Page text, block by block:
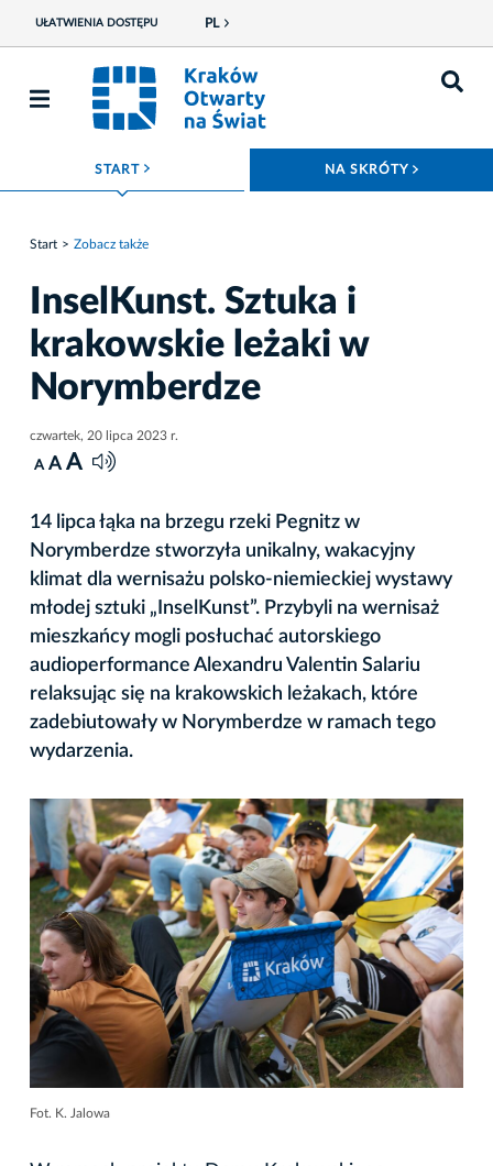
UŁATWIENIA DOSTĘPU PL
START ROZWIŃ MENU NA SKRÓTY
Start Zobacz także
InselKunst. Sztuka i
krakowskie leżaki w
Norymberdze
czwartek, 20 lipca 2023 r.
A A A
14 lipca łąka na brzegu rzeki Pegnitz w
Norymberdze stworzyła unikalny, wakacyjny
klimat dla wernisażu polsko-niemieckiej wystawy
młodej sztuki „InselKunst”. Przybyli na wernisaż
mieszkańcy mogli posłuchać autorskiego
audioperformance Alexandru Valentin Salariu
relaksując się na krakowskich leżakach, które
zadebiutowały w Norymberdze w ramach tego
wydarzenia.
Fot. K. Jalowa